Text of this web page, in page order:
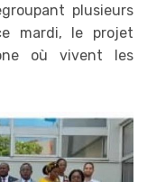
plusieurs
mardi, le projet
où vivent les